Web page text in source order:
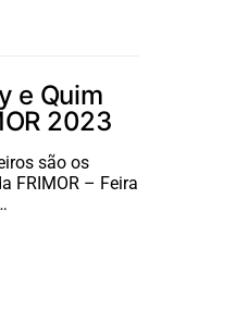
e Quim
2023
são os
FRIMOR – Feira